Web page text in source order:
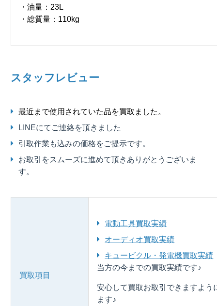
・油量：23L
・総質量：110kg
スタッフレビュー
最近まで使用されていた品を買取ました。
LINEにてご連絡を頂きました
引取作業も込みの価格をご提示です。
お取引をスムーズに進めて頂きありがとうございま
す。
買取項目
電動工具買取実績
オーディオ買取実績
キュービクル・発電機買取実績
当方の今までの買取実績です♪
安心して買取お取引できますよう
ます♪